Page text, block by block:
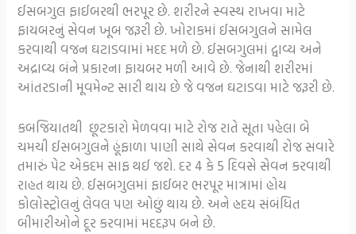
ઈસબગુલ ફાઈબરથી ભરપૂર છે. શરીરને સ્વસ્થ રાખવા માટે
ફાયબરનું સેવન ખૂબ જરૂરી છે. ખોરાકમાં ઈસબગુલને સામેલ
કરવાથી વજન ઘટાડવામાં મદદ મળે છે. ઈસબગુલમાં દ્વાવ્ય અને
અદ્રાવ્ય બંને પ્રકારના ફાયબર મળી આવે છે. જેનાથી શરીરમાં
આંતરડાની મૂવમેન્ટ સારી થાય છે જે વજન ઘટાડવા માટે જરૂરી છે.
કબજિયાતથી છૂટકારો મેળવવા માટે રોજ રાતે સૂતા પહેલા બે
ચમચી ઈસબગુલને હૂંફાળા પાણી સાથે સેવન કરવાથી રોજ સવારે
તમારું પેટ એકદમ સાફ થઈ જશે. દર 4 કે 5 દિવસે સેવન કરવાથી
રાહત થાય છે. ઈસબગુલમાં ફાઈબર ભરપૂર માત્રામાં હોય
કોલોસ્ટ્રોલનું લેવલ પણ ઓછું થાય છે. અને હ્રદય સંબંધિત
બીમારીઓને દૂર કરવામાં મદદરૂપ બને છે.